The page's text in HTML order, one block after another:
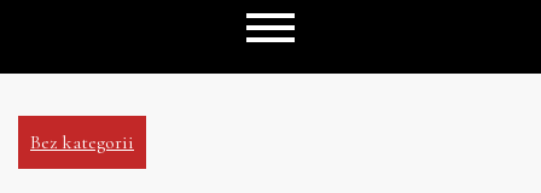
Bez kategorii